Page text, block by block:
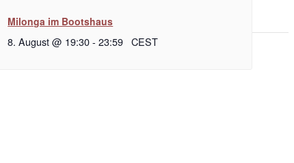
Milonga im Bootshaus
8. August @ 19:30-23:59 CEST